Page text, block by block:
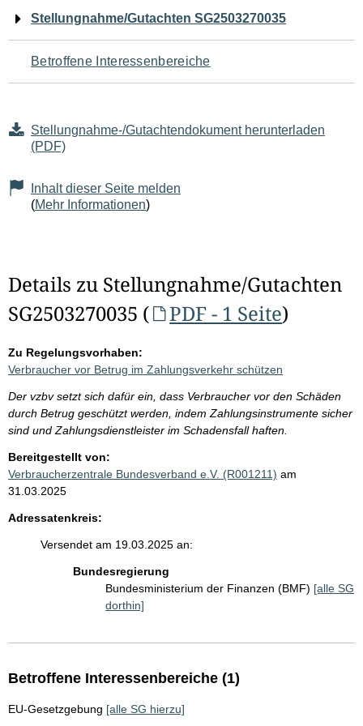
Navigation
für
den
Seiteninhalt
Stellungnahme/Gutachten SG2503270035
Betroffene Interessenbereiche
Stellungnahme-/Gutachtendokument herunterladen
(PDF)
Inhalt dieser Seite melden
(Mehr Informationen)
Details zu Stellungnahme/Gutachten
SG2503270035 (
PDF - 1 Seite)
Zu Regelungsvorhaben:
Verbraucher vor Betrug im Zahlungsverkehr schützen
Der vzbv setzt sich dafür ein, dass Verbraucher vor den Schäden
durch Betrug geschützt werden, indem Zahlungsinstrumente sicher
sind und Zahlungsdienstleister im Schadensfall haften.
Bereitgestellt von:
Verbraucherzentrale Bundesverband e.V. (R001211) am
31.03.2025
Adressatenkreis:
Versendet am 19.03.2025 an:
Bundesregierung
Bundesministerium der Finanzen (BMF) [alle SG
dorthin]
Betroffene Interessenbereiche (1)
EU-Gesetzgebung [alle SG hierzu]